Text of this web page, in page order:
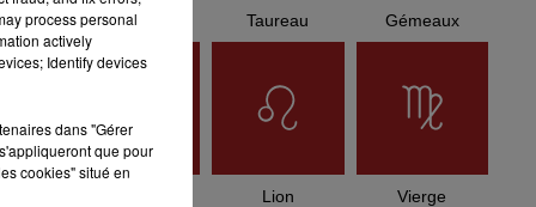
Bélier Taureau Gémeaux
Lion Vierge
process personal
actively
Identify devices
dans "Gérer
que pour
cookies" situé en